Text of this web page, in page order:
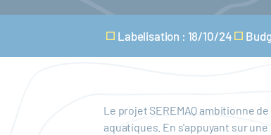
Labelisation : 18/10/24
Le projet SEREMAQ ambitionne
aquatiques. En s'appuyant sur